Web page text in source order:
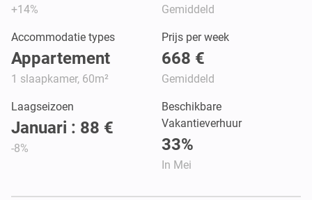
+14% Gemiddeld
Accommodatie types
Appartement
1 slaapkamer, 60m²
Prijs per week
668 €
Gemiddeld
Laagseizoen
Januari : 88 €
-8%
Beschikbare
Vakantieverhuur
33%
In Mei